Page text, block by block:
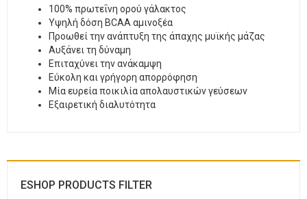
100% πρωτεΐνη ορού γάλακτος
Υψηλή δόση BCAA αμινοξέα
Προωθεί την ανάπτυξη της άπαχης μυϊκής μάζας
Αυξάνει τη δύναμη
Επιταχύνει την ανάκαμψη
Εύκολη και γρήγορη απορρόφηση
Μία ευρεία ποικιλία απολαυστικών γεύσεων
Εξαιρετική διαλυτότητα
ESHOP PRODUCTS FILTER